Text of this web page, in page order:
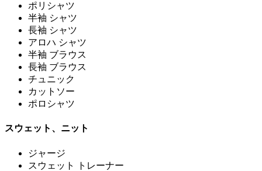
ポリシャツ
半袖 シャツ
長袖 シャツ
アロハ シャツ
半袖 ブラウス
長袖 ブラウス
チュニック
カットソー
ポロシャツ
スウェット、ニット
ジャージ
スウェット トレーナー